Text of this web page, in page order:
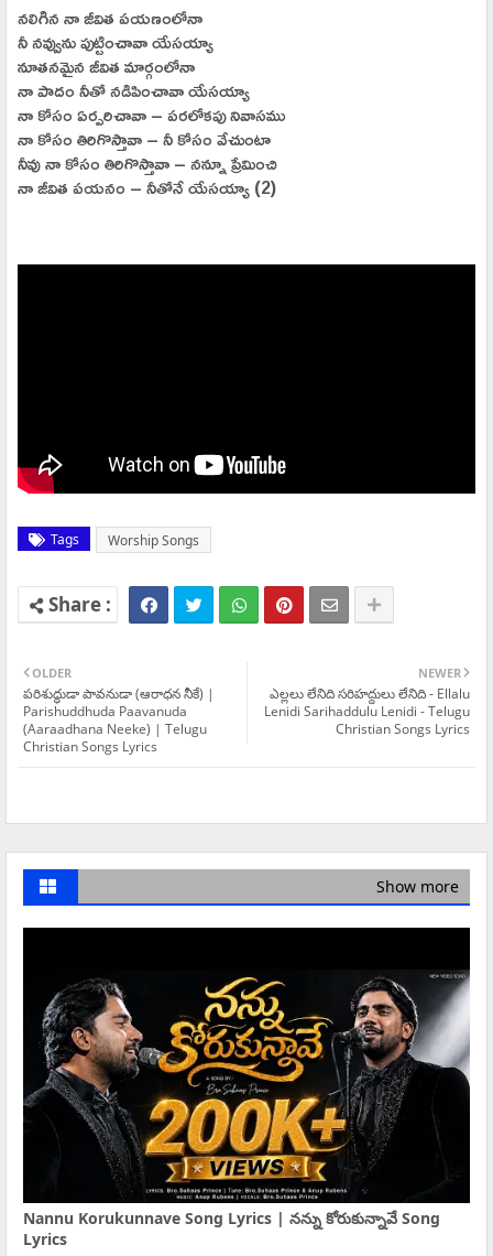
నలిగిన నా జీవిత పయణంలోనా
నీ నవ్వును పుట్టించావా యేసయ్యా
నూతనమైన జీవిత మార్గంలోనా
నా పాదం నీతో నడిపించావా యేసయ్యా
నా కోసం ఏర్పరిచావా – పరలోకపు నివాసము
నా కోసం తిరిగొస్తావా – నీ కోసం వేచుంటా
నీవు నా కోసం తిరిగొస్తావా – నన్నూ ప్రేమించి
నా జీవిత పయనం – నీతోనే యేసయ్యా (2)
Tags Worship Songs
NEWER
ఎల్లలు లేనిది సరిహద్దులు లేనిది - Ellalu
Lenidi Sarihaddulu Lenidi - Telugu
Christian Songs Lyrics
OLDER
పరిశుద్ధుడా పావనుడా (ఆరాధన నీకే) |
Parishuddhuda Paavanuda
(Aaraadhana Neeke) | Telugu
Christian Songs Lyrics
Show more
Nannu Korukunnave Song Lyrics | నన్ను కోరుకున్నావే Song
Lyrics